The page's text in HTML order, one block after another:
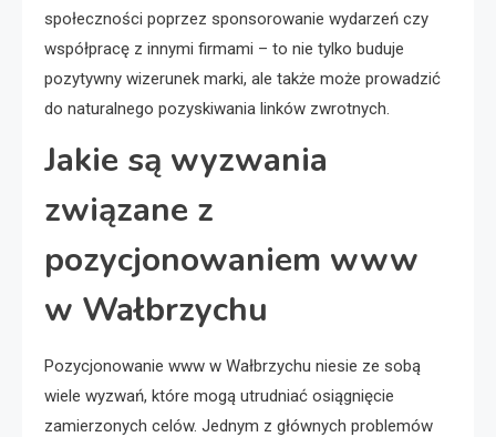
społeczności poprzez sponsorowanie wydarzeń czy
współpracę z innymi firmami – to nie tylko buduje
pozytywny wizerunek marki, ale także może prowadzić
do naturalnego pozyskiwania linków zwrotnych.
Jakie są wyzwania
związane z
pozycjonowaniem www
w Wałbrzychu
Pozycjonowanie www w Wałbrzychu niesie ze sobą
wiele wyzwań, które mogą utrudniać osiągnięcie
zamierzonych celów. Jednym z głównych problemów